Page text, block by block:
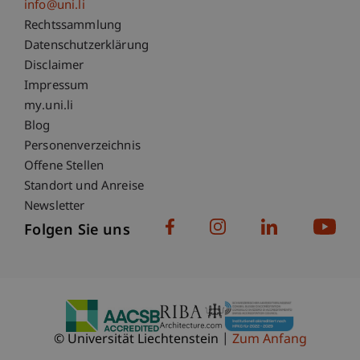
info@uni.li
Fußzeile Rechtliche Hinweise
Rechtssammlung
Datenschutzerklärung
Disclaimer
Impressum
Fußzeile Subdomain-Verzeichnis
my.uni.li
Blog
Personenverzeichnis
Offene Stellen
Standort und Anreise
Newsletter
Folgen Sie uns
© Universität Liechtenstein Zum Anfang